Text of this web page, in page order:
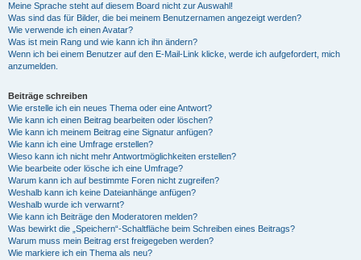
Meine Sprache steht auf diesem Board nicht zur Auswahl!
Was sind das für Bilder, die bei meinem Benutzernamen angezeigt werden?
Wie verwende ich einen Avatar?
Was ist mein Rang und wie kann ich ihn ändern?
Wenn ich bei einem Benutzer auf den E-Mail-Link klicke, werde ich aufgefordert, mich
anzumelden.
Beiträge schreiben
Wie erstelle ich ein neues Thema oder eine Antwort?
Wie kann ich einen Beitrag bearbeiten oder löschen?
Wie kann ich meinem Beitrag eine Signatur anfügen?
Wie kann ich eine Umfrage erstellen?
Wieso kann ich nicht mehr Antwortmöglichkeiten erstellen?
Wie bearbeite oder lösche ich eine Umfrage?
Warum kann ich auf bestimmte Foren nicht zugreifen?
Weshalb kann ich keine Dateianhänge anfügen?
Weshalb wurde ich verwarnt?
Wie kann ich Beiträge den Moderatoren melden?
Was bewirkt die „Speichern“-Schaltfläche beim Schreiben eines Beitrags?
Warum muss mein Beitrag erst freigegeben werden?
Wie markiere ich ein Thema als neu?